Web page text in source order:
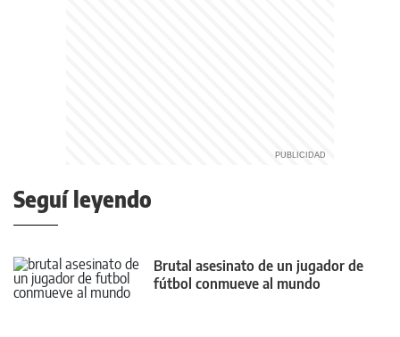
Seguí leyendo
Brutal asesinato de un jugador de
fútbol conmueve al mundo